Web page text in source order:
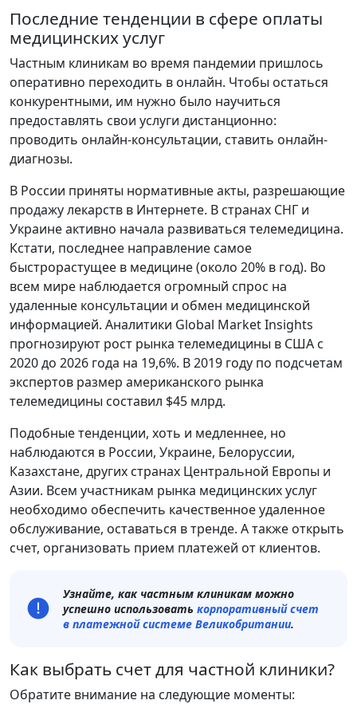
Последние тенденции в сфере оплаты
медицинских услуг
Частным клиникам во время пандемии пришлось
оперативно переходить в онлайн. Чтобы остаться
конкурентными, им нужно было научиться
предоставлять свои услуги дистанционно:
проводить онлайн-консультации, ставить онлайн-
диагнозы.
В России приняты нормативные акты, разрешающие
продажу лекарств в Интернете. В странах СНГ и
Украине активно начала развиваться телемедицина.
Кстати, последнее направление самое
быстрорастущее в медицине (около 20% в год). Во
всем мире наблюдается огромный спрос на
удаленные консультации и обмен медицинской
информацией. Аналитики Global Market Insights
прогнозируют рост рынка телемедицины в США с
2020 до 2026 года на 19,6%. В 2019 году по подсчетам
экспертов размер американского рынка
телемедицины составил $45 млрд.
Подобные тенденции, хоть и медленнее, но
наблюдаются в России, Украине, Белоруссии,
Казахстане, других странах Центральной Европы и
Азии. Всем участникам рынка медицинских услуг
необходимо обеспечить качественное удаленное
обслуживание, оставаться в тренде. А также открыть
счет, организовать прием платежей от клиентов.
Узнайте, как частным клиникам можно
успешно использовать корпоративный счет
в платежной системе Великобритании.
Как выбрать счет для частной клиники?
Обратите внимание на следующие моменты: